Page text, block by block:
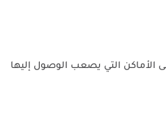
الأماكن التي يصعب الوصول إليها